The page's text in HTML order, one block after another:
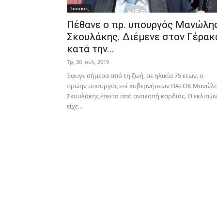
Τοπικες
Πέθανε ο πρ. υπουργός
Σκουλάκης. Διέμενε στον
κατά την...
Τρ, 30 Ιούλ, 2019
Έφυγε σήμερα από τη ζωή, σε ηλικία 75 ετών, ο
πρώην υπουργός επί κυβερνήσεων ΠΑΣΟΚ
Σκουλάκης έπειτα από ανακοπή καρδιάς. Ο εκλιπών
είχε...